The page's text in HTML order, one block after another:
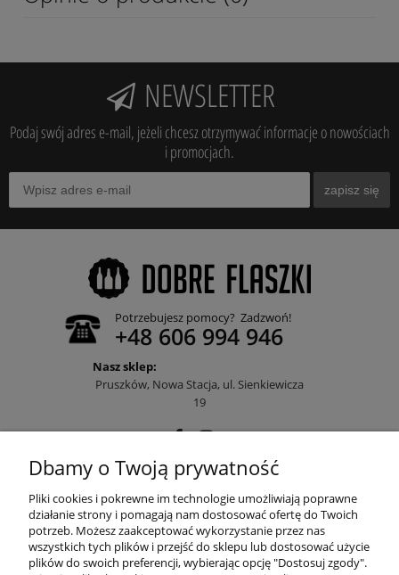
NEWSLETTER
Podaj swój adres e-mail, jeżeli chcesz otrzymywać informacje o nowościach
i promocjach.
zapisz się
Potrzebujesz pomocy? Zadzwoń!
+48 606 994 946
Nasz sklep:
Pruszków, Nowa Stacja, ul. Sienkiewicza
19
POMOC
MOJE KONTO
Dbamy o Twoją prywatność
Pliki cookies i pokrewne im technologie umożliwiają poprawne
działanie strony i pomagają nam dostosować ofertę do Twoich
potrzeb. Możesz zaakceptować wykorzystanie przez nas
wszystkich tych plików i przejść do sklepu lub dostosować użycie
plików do swoich preferencji, wybierając opcję "Dostosuj zgody".